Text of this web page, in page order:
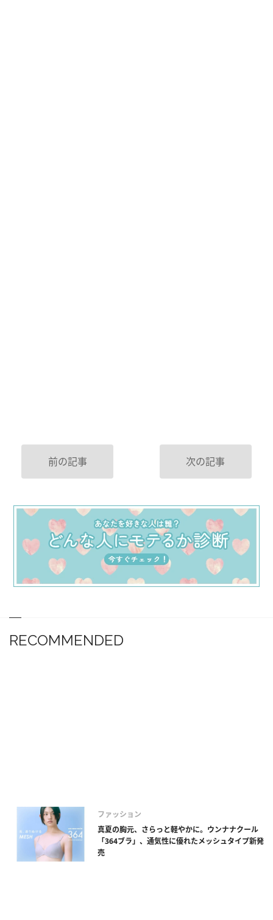
前の記事 次の記事
RECOMMENDED
ファッション
真夏の胸元、さらっと軽やかに。ウンナナクール
「364ブラ」、通気性に優れたメッシュタイプ新発
売